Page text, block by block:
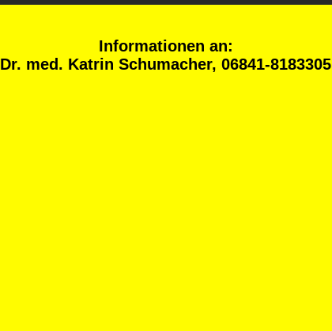
Informationen an:
Dr. med. Katrin Schumacher, 06841-8183305